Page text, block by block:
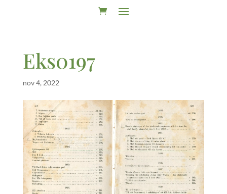
Eks0197
nov 4, 2022